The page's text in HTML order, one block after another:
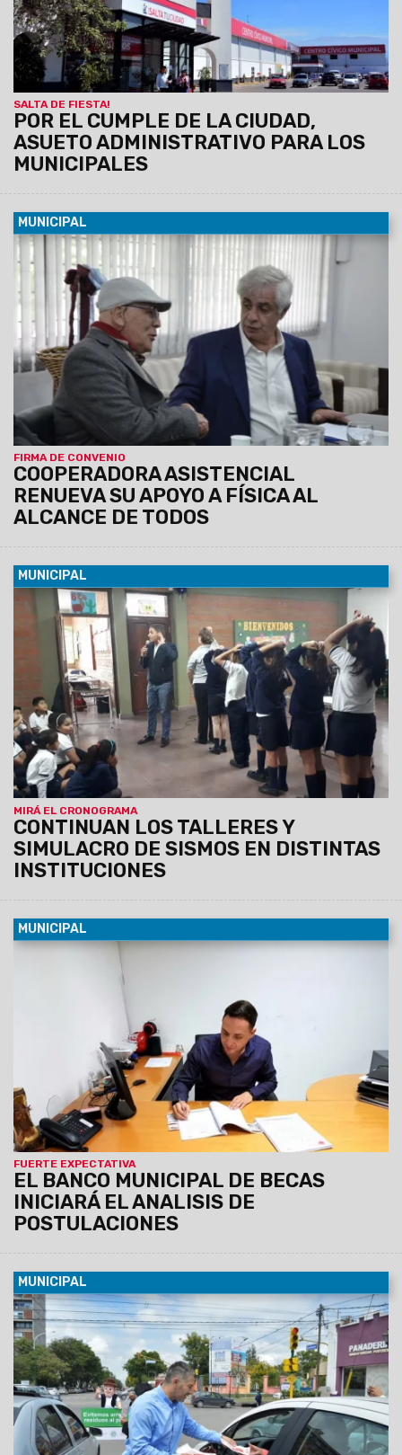
SALTA DE FIESTA!
POR EL CUMPLE DE LA CIUDAD,
ASUETO ADMINISTRATIVO PARA LOS
MUNICIPALES
MUNICIPAL
FIRMA DE CONVENIO
COOPERADORA ASISTENCIAL
RENUEVA SU APOYO A FÍSICA AL
ALCANCE DE TODOS
02/04/2019
Se firmó un nuevo convenio de colaboración
con la UNSa. La Cooperadora se suma nuevamente al taller
del profesor Daniel Córdoba, brindando un aporte económico
para fortalecer el ciclo de capacitación y la inclusión de
alumnos.
MUNICIPAL
MIRÁ EL CRONOGRAMA
CONTINUAN LOS TALLERES Y
SIMULACRO DE SISMOS EN DISTINTAS
INSTITUCIONES
02/04/2019
Personal de la Subsecretaría de Prevención y
Emergencias brindará las capacitaciones en las escuelas
Urquiza y Rivadavia, en la Universidad Católica de Salta, CIC
de barrio Vélez Sarsfield, DSU de barrio 9 de Julio y EDESA.
MUNICIPAL
FUERTE EXPECTATIVA
EL BANCO MUNICIPAL DE BECAS
INICIARÁ EL ANALISIS DE
POSTULACIONES
El viernes 29 cerraron las inscripciones y se
inscribieron más de 4 mil alumnos. La nómina de becados
estará disponible a partir del 7 de mayo próximo.
MUNICIPAL
01/04/2019 La actividad fue realizada por la Secretaría de
Ambiente y Servicios Públicos con el fin de promover buenos
hábitos ambientales, insistiendo en no arrojar residuos en la
vía pública.